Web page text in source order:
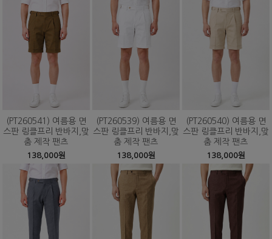
(PT260541) 여름용 면
스판 링클프리 반바지,맞
춤 제작 팬츠
138,000원
(PT260539) 여름용 면
스판 링클프리 반바지,맞
춤 제작 팬츠
138,000원
(PT260540) 여름용 면
스판 링클프리 반바지,맞
춤 제작 팬츠
138,000원